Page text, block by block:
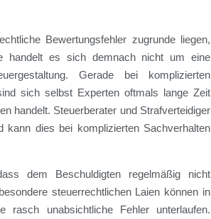
Bewertungsfehler zugrunde liegen,
handelt es sich demnach nicht um eine
Gerade bei komplizierten
sich selbst Experten oftmals lange Zeit
handelt. Steuerberater und Strafverteidiger
dies bei komplizierten Sachverhalten
dem Beschuldigten regelmäßig nicht
steuerrechtlichen Laien können in
rasch unabsichtliche Fehler unterlaufen.